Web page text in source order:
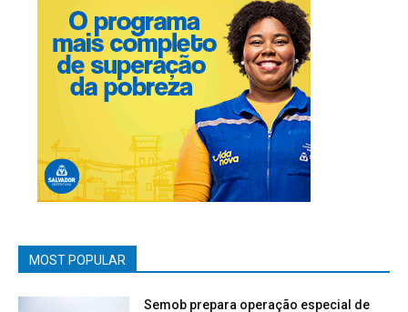
MOST POPULAR
Semob prepara operação especial de